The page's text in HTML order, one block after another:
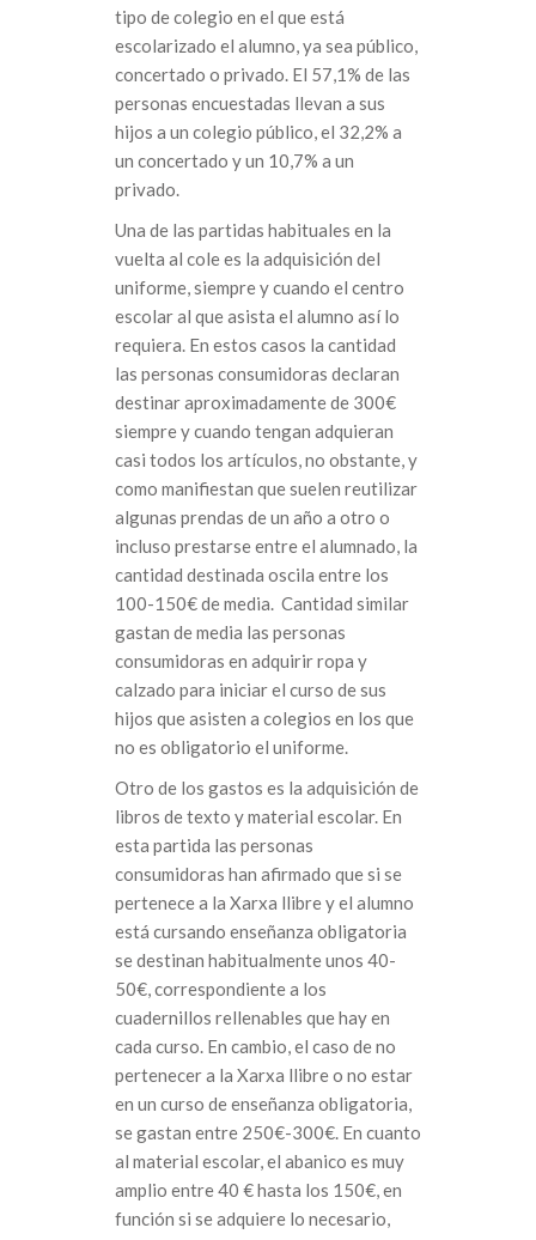
tipo de colegio en el que está
escolarizado el alumno, ya sea público,
concertado o privado. El 57,1% de las
personas encuestadas llevan a sus
hijos a un colegio público, el 32,2% a
un concertado y un 10,7% a un
privado.
Una de las partidas habituales en la
vuelta al cole es la adquisición del
uniforme, siempre y cuando el centro
escolar al que asista el alumno así lo
requiera. En estos casos la cantidad
las personas consumidoras declaran
destinar aproximadamente de 300€
siempre y cuando tengan adquieran
casi todos los artículos, no obstante, y
como manifiestan que suelen reutilizar
algunas prendas de un año a otro o
incluso prestarse entre el alumnado, la
cantidad destinada oscila entre los
100-150€ de media. Cantidad similar
gastan de media las personas
consumidoras en adquirir ropa y
calzado para iniciar el curso de sus
hijos que asisten a colegios en los que
no es obligatorio el uniforme.
Otro de los gastos es la adquisición de
libros de texto y material escolar. En
esta partida las personas
consumidoras han afirmado que si se
pertenece a la Xarxa llibre y el alumno
está cursando enseñanza obligatoria
se destinan habitualmente unos 40-
50€, correspondiente a los
cuadernillos rellenables que hay en
cada curso. En cambio, el caso de no
pertenecer a la Xarxa llibre o no estar
en un curso de enseñanza obligatoria,
se gastan entre 250€-300€. En cuanto
al material escolar, el abanico es muy
amplio entre 40 € hasta los 150€, en
función si se adquiere lo necesario,